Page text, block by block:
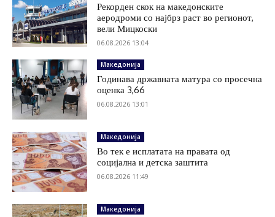
Рекорден скок на македонските
аеродроми со најбрз раст во регионот,
вели Мицкоски
06.08.2026 13:04
Македонија
Годинава државната матура со просечна
оценка 3,66
06.08.2026 13:01
Македонија
Во тек е исплатата на правата од
социјална и детска заштита
06.08.2026 11:49
Македонија